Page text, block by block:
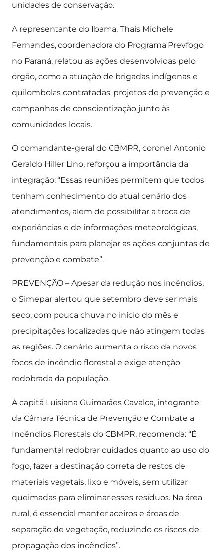
unidades de conservação.
A representante do Ibama, Thais Michele
Fernandes, coordenadora do Programa Prevfogo
no Paraná, relatou as ações desenvolvidas pelo
órgão, como a atuação de brigadas indígenas e
quilombolas contratadas, projetos de prevenção e
campanhas de conscientização junto às
comunidades locais.
O comandante-geral do CBMPR, coronel Antonio
Geraldo Hiller Lino, reforçou a importância da
integração: “Essas reuniões permitem que todos
tenham conhecimento do atual cenário dos
atendimentos, além de possibilitar a troca de
experiências e de informações meteorológicas,
fundamentais para planejar as ações conjuntas de
prevenção e combate”.
PREVENÇÃO – Apesar da redução nos incêndios,
o Simepar alertou que setembro deve ser mais
seco, com pouca chuva no início do mês e
precipitações localizadas que não atingem todas
as regiões. O cenário aumenta o risco de novos
focos de incêndio florestal e exige atenção
redobrada da população.
A capitã Luisiana Guimarães Cavalca, integrante
da Câmara Técnica de Prevenção e Combate a
Incêndios Florestais do CBMPR, recomenda: “É
fundamental redobrar cuidados quanto ao uso do
fogo, fazer a destinação correta de restos de
materiais vegetais, lixo e móveis, sem utilizar
queimadas para eliminar esses resíduos. Na área
rural, é essencial manter aceiros e áreas de
separação de vegetação, reduzindo os riscos de
propagação dos incêndios”.